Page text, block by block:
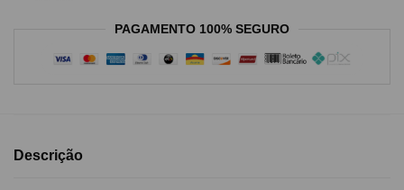
PAGAMENTO 100% SEGURO
Descrição